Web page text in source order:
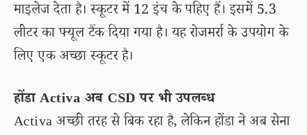
माइलेज देता है। स्कूटर में 12 इंच के पहिए हैं। इसमें 5.3
लीटर का फ्यूल टैंक दिया गया है। यह रोजमर्रा के उपयोग के
लिए एक अच्छा स्कूटर है।
होंडा Activa अब CSD पर भी उपलब्ध
Activa अच्छी तरह से बिक रहा है, लेकिन होंडा ने अब सेना